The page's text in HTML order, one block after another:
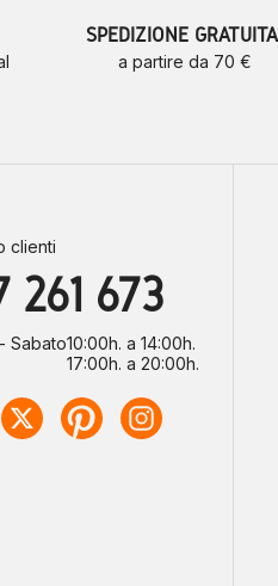
SPEDIZIONE
a partire da 70 €
clienti
261 673
Sabato10:00h. a 14:00h.
17:00h. a 20:00h.